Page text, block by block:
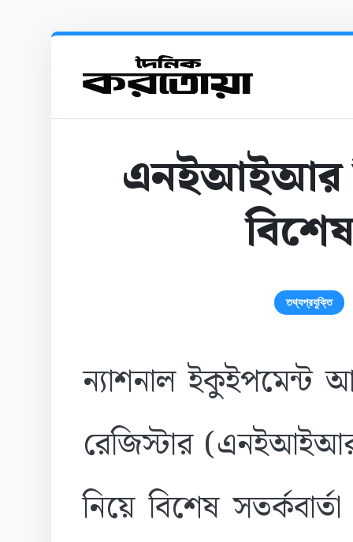
এনইআইআর
তথ্যপ্রযুক্তি
ন্যাশনাল ইকুইপমেন্ট
রেজিস্টার
নিয়ে বিশেষ